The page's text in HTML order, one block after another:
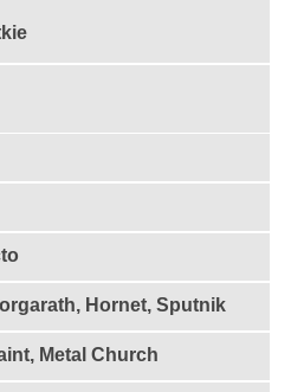
Hornet, Sputnik
Metal Church